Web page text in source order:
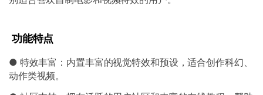
功能特点
● 特效丰富：内置丰富的视觉特效和预设，适合创作科幻、
动作类视频。